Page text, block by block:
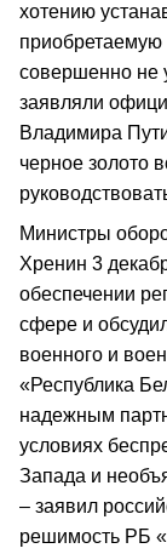
хотению
приобретаемую
совершенно не
заявляли
Владимира
черное золото
Министры
Хренин 3
обеспечении
сфере и
военного и
«Республика
надежным
условиях
Запада и
– заявил
решимость РБ